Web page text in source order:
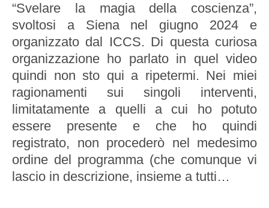
“Svelare la magia della coscienza”,
svoltosi a Siena nel giugno 2024 e
organizzato dal ICCS. Di questa curiosa
organizzazione ho parlato in quel video
quindi non sto qui a ripetermi. Nei miei
ragionamenti sui singoli interventi,
limitatamente a quelli a cui ho potuto
essere presente e che ho quindi
registrato, non procederò nel medesimo
ordine del programma (che comunque vi
lascio in descrizione, insieme a tutti…